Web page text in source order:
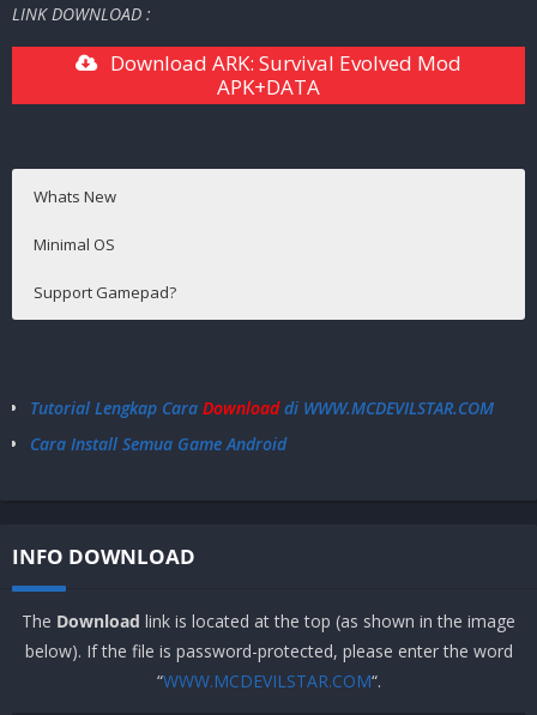
LINK DOWNLOAD :
Download ARK: Survival Evolved Mod
APK+DATA
Whats New
Minimal OS
Support Gamepad?
Tutorial Lengkap Cara Downloaddi WWW.MCDEVILSTAR.COM
Cara Install Semua Game Android
INFO DOWNLOAD
The Download link is located at the top (as shown in the image
below). If the file is password-protected, please enter the word
“WWW.MCDEVILSTAR.COM“.